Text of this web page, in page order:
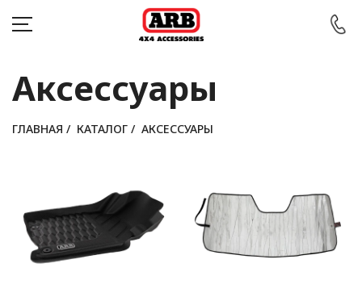
КАТАЛОГ
АКЦИИ
БЛОГ
Аксессуары
ГЛАВНАЯ / КАТАЛОГ / АКСЕССУАРЫ